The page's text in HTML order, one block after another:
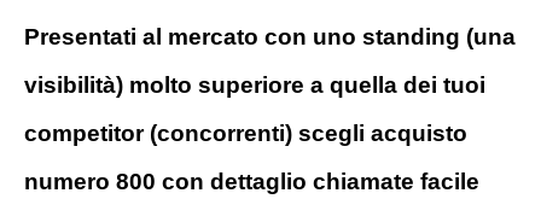
Presentati al mercato con uno standing (una
visibilità) molto superiore a quella dei tuoi
competitor (concorrenti) scegli acquisto
numero 800 con dettaglio chiamate facile